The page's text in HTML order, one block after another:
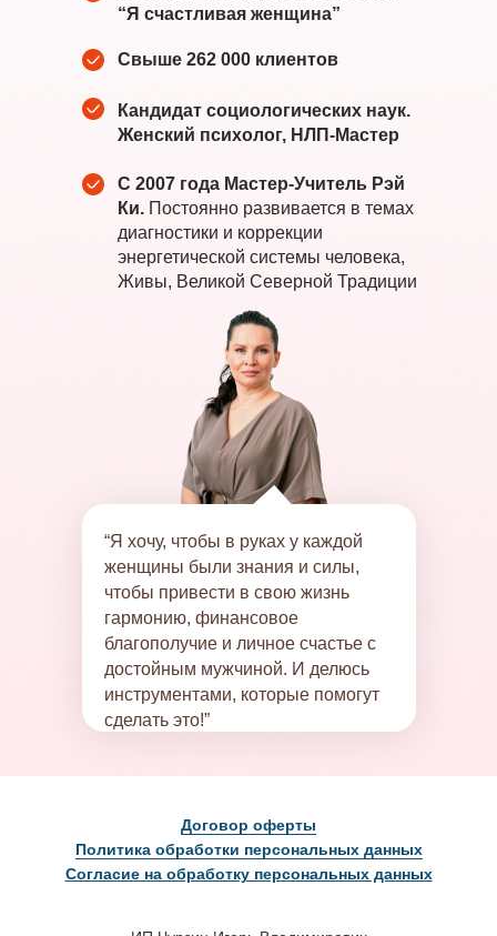
“Я счастливая женщина”
Свыше 262 000 клиентов
Кандидат социологических наук.
Женский психолог, НЛП-Мастер
С 2007 года Мастер-Учитель Рэй
Ки. Постоянно развивается в темах
диагностики и коррекции
энергетической системы человека,
Живы, Великой Северной Традиции
“Я хочу, чтобы в руках у каждой
женщины были знания и силы,
чтобы привести в свою жизнь
гармонию, финансовое
благополучие и личное счастье с
достойным мужчиной. И делюсь
инструментами, которые помогут
сделать это!”
Согласие на обработку персональных данных
Политика обработки персональных данных
Договор оферты